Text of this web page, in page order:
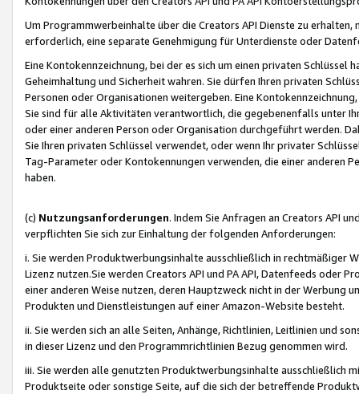
Um Programmwerbeinhalte über die Creators API Dienste zu
erforderlich, eine separate Genehmigung für Unterdienste oder
Eine Kontokennzeichnung, bei der es sich um einen privaten
Geheimhaltung und Sicherheit wahren. Sie dürfen Ihren privaten
Personen oder Organisationen weitergeben. Eine
Sie sind für alle Aktivitäten verantwortlich, die gegebenenfalls unter
oder einer anderen Person oder Organisation durchgeführt werden.
Sie Ihren privaten Schlüssel verwendet, oder wenn Ihr privater
Tag-Parameter oder Kontokennungen verwenden, die einer anderen
haben.
(c) Nutzungsanforderungen. Indem Sie Anfragen an Creators API
verpflichten Sie sich zur Einhaltung der folgenden Anforderungen:
i. Sie werden Produktwerbungsinhalte ausschließlich in rechtmäßiger
Lizenz nutzen.Sie werden Creators API und PA API, Datenfeeds oder
einer anderen Weise nutzen, deren Hauptzweck nicht in der Werbung
Produkten und Dienstleistungen auf einer Amazon-Website besteht.
ii. Sie werden sich an alle Seiten, Anhänge, Richtlinien, Leitlinien und
in dieser Lizenz und den Programmrichtlinien Bezug genommen wird.
iii. Sie werden alle genutzten Produktwerbungsinhalte ausschließlich
Produktseite oder sonstige Seite, auf die sich der betreffende